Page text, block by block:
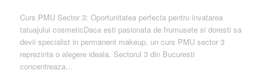
Curs PMU Sector 3: Oportunitatea perfecta pentru invatarea
tatuajului cosmeticDaca esti pasionata de frumusete si doresti sa
devii specialist in permanent makeup, un curs PMU sector 3
reprezinta o alegere ideala. Sectorul 3 din Bucuresti
concentreaza…